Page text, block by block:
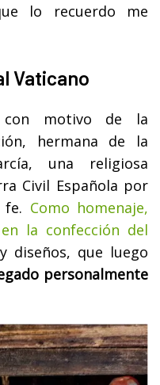
lo recuerdo me
Vaticano
motivo de la
hermana de la
una religiosa
Civil Española por
Como homenaje,
la confección del
diseños, que luego
personalmente